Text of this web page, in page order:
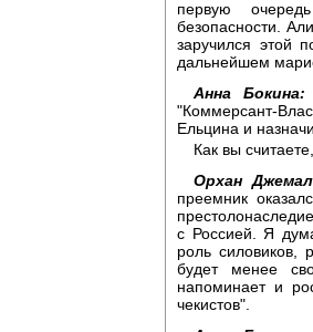
первую
безопасности.
заручился этой
дальнейшем
Анна Бокина:
"Коммерсант-
Ельцина и
Как вы
Орхан
преемник
с Россией. Я
роль силовиков,
будет менее
напоминает и
чекистов".